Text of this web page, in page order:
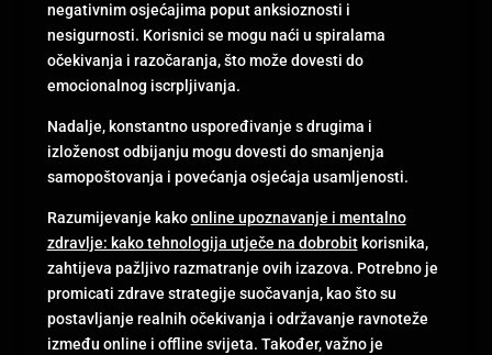
negativnim osjećajima poput anksioznosti i
nesigurnosti. Korisnici se mogu naći u spiralama
očekivanja i razočaranja, što može dovesti do
emocionalnog iscrpljivanja.
Nadalje, konstantno uspoređivanje s drugima i
izloženost odbijanju mogu dovesti do smanjenja
samopoštovanja i povećanja osjećaja usamljenosti.
Razumijevanje kakoonline upoznavanje i mentalno
zdravlje: kako tehnologija utječe na dobrobitkorisnika,
zahtijeva pažljivo razmatranje ovih izazova. Potrebno je
promicati zdrave strategije suočavanja, kao što su
postavljanje realnih očekivanja i održavanje ravnoteže
između online i offline svijeta. Također, važno je